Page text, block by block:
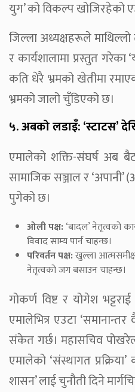
युग’ को विकल्प खोजिरहेको
जिल्ला अध्यक्षहरूले माथिल्लो
र कार्यशालामा प्रस्तुत
कति धेरै भ्रमको खेतीमा
भ्रमको जालो चुँडिएको छ।
५. अबको लडाइँ: ‘स्टाटस’
एमालेको शक्ति-संघर्ष अब
सामाजिक सञ्जाल र ‘अपानी’
पुगेको छ।
ओली पक्ष:‘बादल’ नेतृत्वको
विवाद साम्य पार्न चाहन्छ।
परिवर्तन पक्ष:खुल्ला
नेतृत्वको जग बसाउन चाहन्छ।
गोकर्ण विष्ट र योगेश
एमालेभित्र एउटा
संकेत गर्छ। महासचिव
एमालेको ‘संस्थागत
शासन’ लाई चुनौती दिने